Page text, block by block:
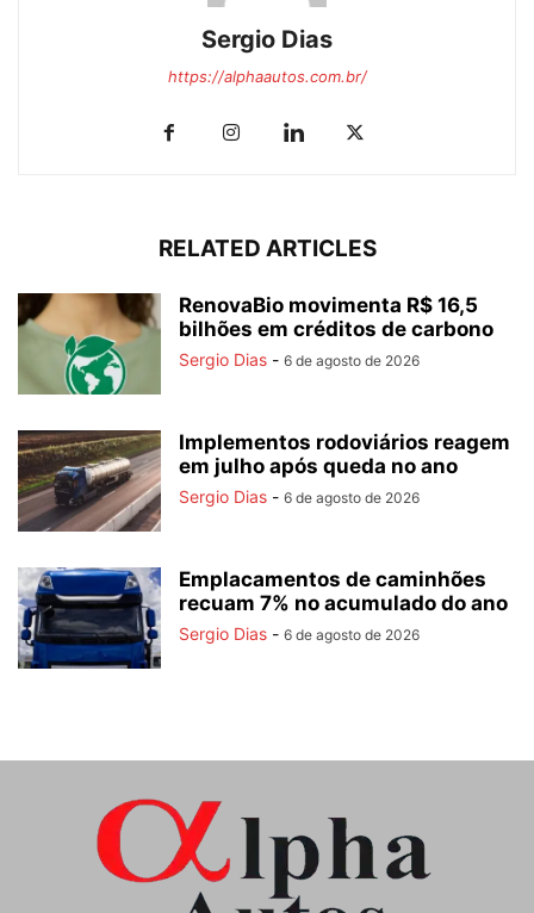
Sergio Dias
https://alphaautos.com.br/
RELATED ARTICLES
RenovaBio movimenta R$ 16,5
bilhões em créditos de carbono
Sergio Dias - 6 de agosto de 2026
Implementos rodoviários reagem
em julho após queda no ano
Sergio Dias - 6 de agosto de 2026
Emplacamentos de caminhões
recuam 7% no acumulado do ano
Sergio Dias - 6 de agosto de 2026